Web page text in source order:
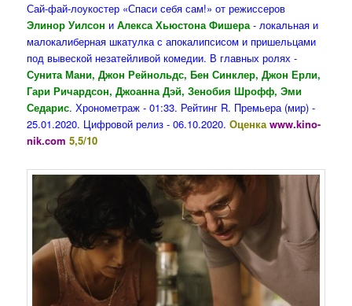
Сай-фай-лоукостер «Спаси себя сам!» от режиссеров
Элинор УилсониАлекса Хьюстона Фишера- локальная и
малокалиберная шкатулка с апокалипсисом и пришельцами
под вывеской незатейливой комедии. В главных ролях -
Сунита Мани, Джон Рейнольдс, Бен Синклер, Джон Ерли,
Гари Ричардсон, Джоанна Дэй, Зенобия Шрофф, Эми
Седарис. Хронометраж - 01:33. Рейтинг R. Премьера (мир) -
25.01.2020. Цифровой релиз - 06.10.2020.Оценкаwww.kino-
nik.com 5,5/10